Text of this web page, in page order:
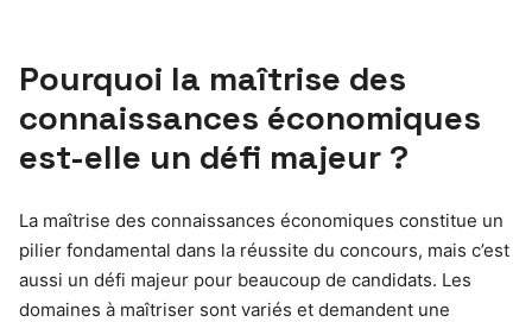
Pourquoi la maîtrise des
connaissances économiques
est-elle un défi majeur ?
La maîtrise des connaissances économiques constitue un
pilier fondamental dans la réussite du concours, mais c’est
aussi un défi majeur pour beaucoup de candidats. Les
domaines à maîtriser sont variés et demandent une